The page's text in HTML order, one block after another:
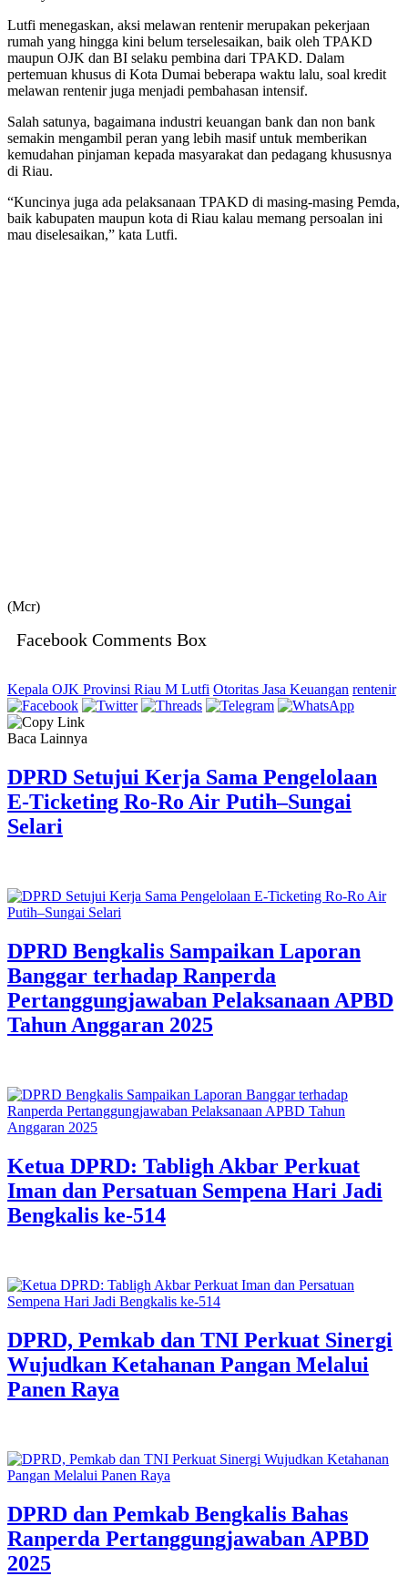
Lutfi menegaskan, aksi melawan rentenir merupakan pekerjaan
rumah yang hingga kini belum terselesaikan, baik oleh TPAKD
maupun OJK dan BI selaku pembina dari TPAKD. Dalam
pertemuan khusus di Kota Dumai beberapa waktu lalu, soal kredit
melawan rentenir juga menjadi pembahasan intensif.
Salah satunya, bagaimana industri keuangan bank dan non bank
semakin mengambil peran yang lebih masif untuk memberikan
kemudahan pinjaman kepada masyarakat dan pedagang khususnya
di Riau.
“Kuncinya juga ada pelaksanaan TPAKD di masing-masing Pemda,
baik kabupaten maupun kota di Riau kalau memang persoalan ini
mau diselesaikan,” kata Lutfi.
(Mcr)
Facebook Comments Box
Kepala OJK Provinsi Riau M Lutfi Otoritas Jasa Keuangan rentenir
Baca Lainnya
DPRD Setujui Kerja Sama Pengelolaan
E-Ticketing Ro-Ro Air Putih–Sungai
Selari
DPRD Bengkalis Sampaikan Laporan
Banggar terhadap Ranperda
Pertanggungjawaban Pelaksanaan APBD
Tahun Anggaran 2025
Ketua DPRD: Tabligh Akbar Perkuat
Iman dan Persatuan Sempena Hari Jadi
Bengkalis ke-514
DPRD, Pemkab dan TNI Perkuat Sinergi
Wujudkan Ketahanan Pangan Melalui
Panen Raya
DPRD dan Pemkab Bengkalis Bahas
Ranperda Pertanggungjawaban APBD
2025